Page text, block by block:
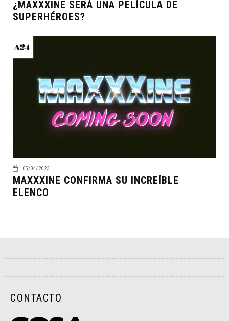
¿MAXXXINE SERÁ UNA PELÍCULA DE
SUPERHÉROES?
05/04/2023
MAXXXINE CONFIRMA SU INCREÍBLE
ELENCO
CONTACTO